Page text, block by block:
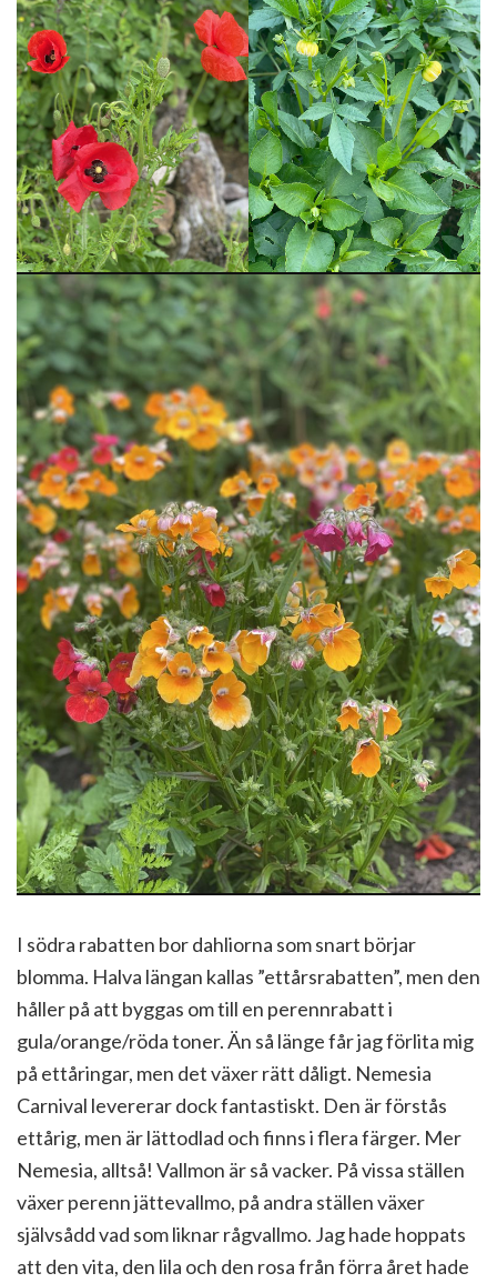
I södra rabatten bor dahliorna som snart börjar
blomma. Halva längan kallas ”ettårsrabatten”, men den
håller på att byggas om till en perennrabatt i
gula/orange/röda toner. Än så länge får jag förlita mig
på ettåringar, men det växer rätt dåligt. Nemesia
Carnival levererar dock fantastiskt. Den är förstås
ettårig, men är lättodlad och finns i flera färger. Mer
Nemesia, alltså! Vallmon är så vacker. På vissa ställen
växer perenn jättevallmo, på andra ställen växer
självsådd vad som liknar rågvallmo. Jag hade hoppats
att den vita, den lila och den rosa från förra året hade